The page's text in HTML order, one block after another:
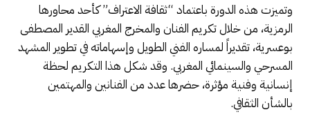
وتميزت هذه الدورة باعتماد “ثقافة الاعتراف” كأحد محاورها
الرمزية، من خلال تكريم الفنان والمخرج المغربي القدير المصطفى
بوعسرية، تقديراً لمساره الفني الطويل وإسهاماته في تطوير المشهد
المسرحي والسينمائي المغربي. وقد شكل هذا التكريم لحظة
إنسانية وفنية مؤثرة، حضرها عدد من الفنانين والمهتمين
بالشأن الثقافي.